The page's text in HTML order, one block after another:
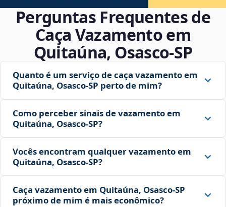
Perguntas Frequentes de
Caça Vazamento em
Quitaúna, Osasco‑SP
Quanto é um serviço de caça vazamento em
Quitaúna, Osasco‑SP perto de mim?
Como perceber sinais de vazamento em
Quitaúna, Osasco‑SP?
Vocês encontram qualquer vazamento em
Quitaúna, Osasco‑SP?
Caça vazamento em Quitaúna, Osasco‑SP
próximo de mim é mais econômico?